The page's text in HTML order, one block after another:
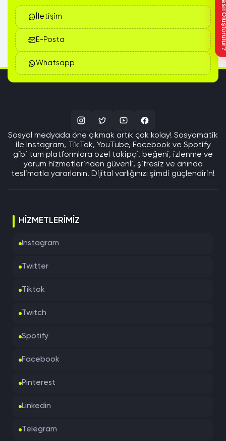
İletişim
E-Posta
Whatsapp
Sosyal medyada öne çıkmak artık çok kolay! Sosyomatik
ile Instagram, TikTok, YouTube, Facebook ve Spotify
gibi tüm platformlara özel takipçi, beğeni, izlenme ve
yorum hizmetlerinden güvenli, şifresiz ve anında
teslimatla yararlanın. Dijital varlığınızı şimdi güçlendirin!
HIZMETLERIMIZ
Instagram
Twitter
Tiktok
Twitch
Spotify
Facebook
Pinterest
Linkedin
Telegram